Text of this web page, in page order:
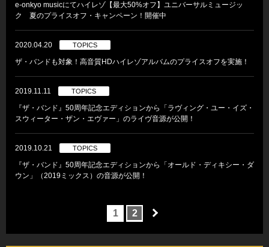
e-onkyo musicにてハイレゾ【最大50%オフ】ユニバーサルミュージッ
ク 夏のプライスオフ・キャンペーン！開催中
2020.04.20 TOPICS
ザ・バンドも対象！高音質HDハイレゾアルバムのプライスオフを実施！
2019.11.11 TOPICS
『ザ・バンド』50周年記念エディションから「ラヴィング・ユー・イズ・
スウィーター・ザン・エヴァー」のライヴ音源が公開！
2019.10.21 TOPICS
『ザ・バンド』50周年記念エディションから「オールド・ディキシー・ダ
ウン」（2019ミックス）の音源が公開！
1 2